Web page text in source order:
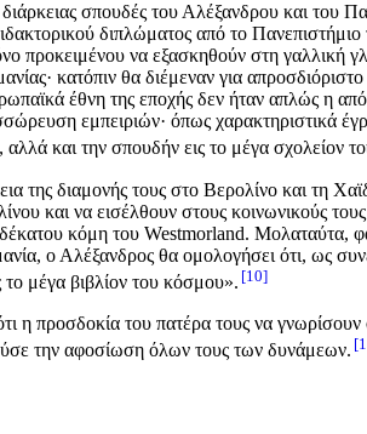
διάρκειας σπουδές του Αλέξανδρου και
διπλώματος από το
προκειμένου να εξασκηθούν στη
κατόπιν θα διέμεναν για
έθνη της εποχής δεν ήταν απλώς η
εμπειριών· όπως χαρακτηριστικά
και την σπουδήν εις το μέγα σχολείον
της διαμονής τους στο Βερολίνο και τη
και να εισέλθουν στους κοινωνικούς
κόμη του Westmorland. Μολαταύτα,
ο Αλέξανδρος θα ομολογήσει ότι, ως
μέγα βιβλίον του κόσμου». 10
η προσδοκία του πατέρα τους να
την αφοσίωση όλων τους των δυνάμεων.